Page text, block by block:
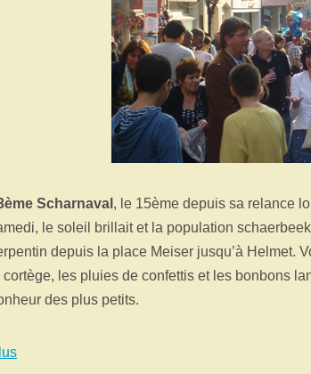
Scharnaval , le 15ème depuis sa relance
le soleil brillait et la population
depuis la place Meiser jusqu’à Helmet.
cortège, les pluies de confettis et les bonbons
des plus petits.